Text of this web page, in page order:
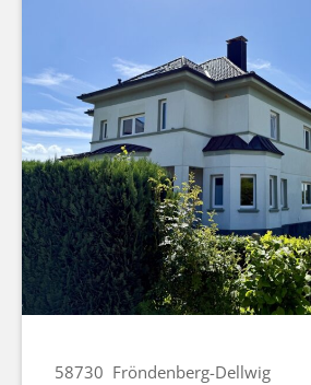
58730 Fröndenberg-Dellwig